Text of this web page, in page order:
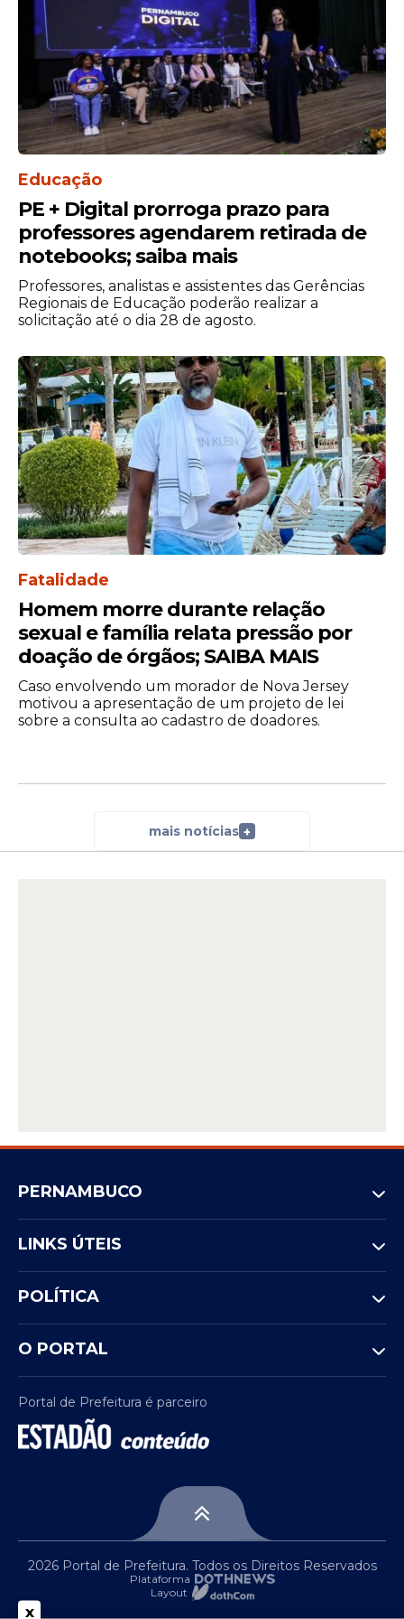
Em 2025, o tempo de permanência na
regra de proteção foi reduzido de dois para
um ano. No entanto, a mudança só
abrange as famílias que entraram na fase
de transição a partir de junho de 2025.
2025 continuará a receber metade do
benefício por dois anos.
Agência Brasil
Educação
PE + Digital prorroga prazo para
professores agendarem retirada de
notebooks; saiba mais
Professores, analistas e assistentes das Gerências
Regionais de Educação poderão realizar a
solicitação até o dia 28 de agosto.
Fatalidade
Homem morre durante relação
sexual e família relata pressão por
doação de órgãos; SAIBA MAIS
Caso envolvendo um morador de Nova Jersey
motivou a apresentação de um projeto de lei
sobre a consulta ao cadastro de doadores.
mais notícias +
PERNAMBUCO
LINKS ÚTEIS
POLÍTICA
O PORTAL
Portal de Prefeitura é parceiro
2026 Portal de Prefeitura. Todos os Direitos Reservados
Plataforma
Layout
x